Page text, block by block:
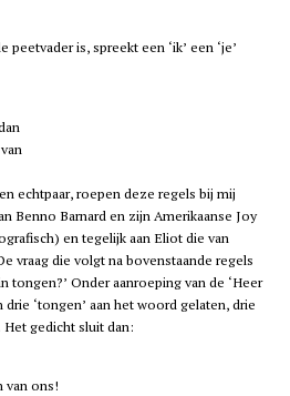
is, spreekt een ‘ik’ een ‘je’
echtpaar, roepen deze regels bij mij
Benno Barnard en zijn Amerikaanse Joy
en tegelijk aan Eliot die van
vraag die volgt na bovenstaande regels
tongen?’ Onder aanroeping van de ‘Heer
‘tongen’ aan het woord gelaten, drie
gedicht sluit dan:
van ons!